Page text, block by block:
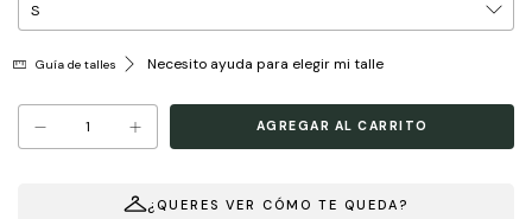
Guía de talles Necesito ayuda para elegir mi talle
¿QUERES VER CÓMO TE QUEDA?